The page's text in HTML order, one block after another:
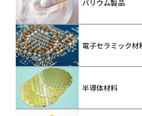
バリウム製品
電子セラミック材
半導体材料